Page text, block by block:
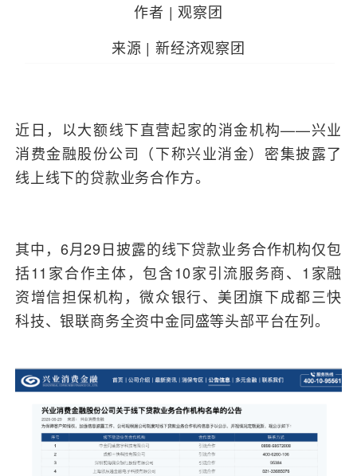
作者 | 观察团
来源 | 新经济观察团
近日，以大额线下直营起家的消金机构——兴业
消费金融股份公司（下称兴业消金）密集披露了
线上线下的贷款业务合作方。
其中，6月29日披露的线下贷款业务合作机构仅包
括11家合作主体，包含10家引流服务商、1家融
资增信担保机构，微众银行、美团旗下成都三快
科技、银联商务全资中金同盛等头部平台在列。